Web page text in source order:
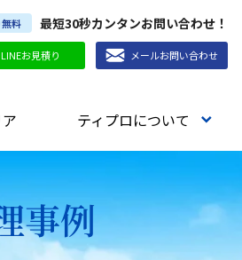
料 最短30秒カンタンお問い合わせ！
LINEお見積り メールお問い合わせ
ティプロについて
事例